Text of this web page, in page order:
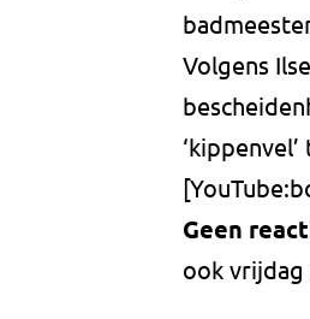
Volgens
Geen
ook